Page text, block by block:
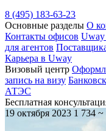
8 (495) 183-63-23
Основные разделы О
Контакты офисов Uway
для агентов
Карьера в Uway
Визовый центр
запись на визу
АТЭС
Бесплатная
19 октября 2023 1 734 ~